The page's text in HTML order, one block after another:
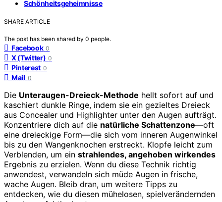
Schönheitsgeheimnisse
SHARE ARTICLE
The post has been shared by 0 people.
Facebook 0
X (Twitter) 0
Pinterest 0
Mail 0
Die Unteraugen-Dreieck-Methode hellt sofort auf und
kaschiert dunkle Ringe, indem sie ein gezieltes Dreieck
aus Concealer und Highlighter unter den Augen aufträgt.
Konzentriere dich auf die natürliche Schattenzone—oft
eine dreieckige Form—die sich vom inneren Augenwinkel
bis zu den Wangenknochen erstreckt. Klopfe leicht zum
Verblenden, um ein strahlendes, angehoben wirkendes
Ergebnis zu erzielen. Wenn du diese Technik richtig
anwendest, verwandeln sich müde Augen in frische,
wache Augen. Bleib dran, um weitere Tipps zu
entdecken, wie du diesen mühelosen, spielverändernden